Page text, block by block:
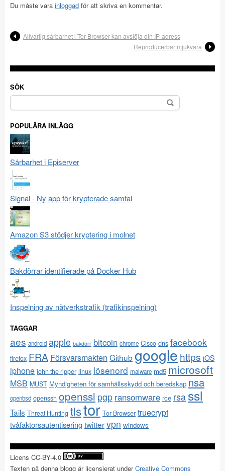
Du måste vara inloggad för att skriva en kommentar.
Allvarlig sårbarhet i Tor Browser kan avslöja din IP-adress
Reproducerbar mjukvara
SÖK
Sök
efter:
POPULÄRA INLÄGG
Sårbarhet i Episerver
Signal - Ny app för krypterade samtal
Amazon S3 stödjer kryptering i molnet
Bakdörrar identifierade på Docker Hub
Inspelning av nätverkstrafik (trafikinspelning)
TAGGAR
aes android apple bakdörr bitcoin chrome Cisco dns facebook
firefox FRA Försvarsmakten Github google https iOS
iphone john the ripper linux lösenord malware md5 microsoft
MSB MUST Myndigheten för samhällsskydd och beredskap nsa
openbsd openssh openssl pgp ransomware rce rsa ssl
Tails Threat Hunting tlstor Tor Browser truecrypt
tvåfaktorsautentiseringtwittervpn windows
Licens CC-BY-4.0
Texten på denna blogg är licensierat underCreative Commons